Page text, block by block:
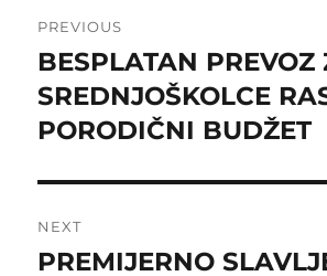
navigation
PREVIOUS
Previous
post:
BESPLATAN PREVOZ
SREDNJOŠKOLCE
PORODIČNI BUDŽET
NEXT
Next
PREMIJERNO